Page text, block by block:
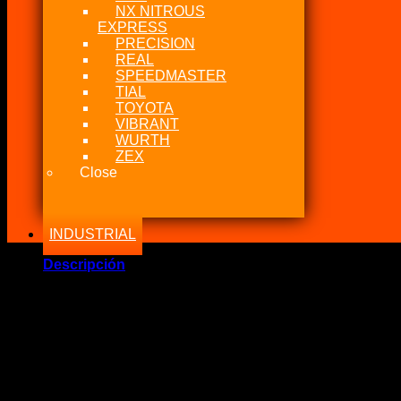
NX NITROUS
EXPRESS
PRECISION
REAL
SPEEDMASTER
TIAL
TOYOTA
VIBRANT
WURTH
ZEX
Close
INDUSTRIAL
Descripción